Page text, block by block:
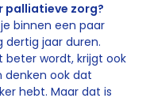
palliatieve zorg?
binnen een paar
dertig jaar duren.
beter wordt, krijgt ook
denken ook dat
hebt. Maar dat is